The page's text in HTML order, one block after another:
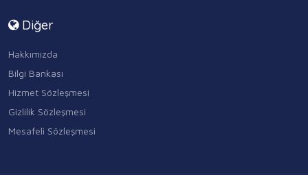
Diğer
Hakkımızda
Bilgi Bankası
Hizmet Sözleşmesi
Gizlilik Sözleşmesi
Mesafeli Sözleşmesi